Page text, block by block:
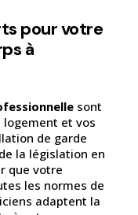
pour votre
à
sont
et vos
de garde
la législation en
que votre
les normes de
adaptent la